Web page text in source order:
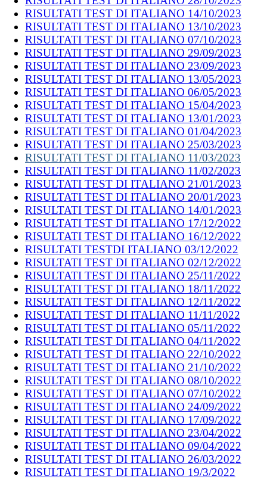
RISULTATI TEST DI ITALIANO 14/10/2023
RISULTATI TEST DI ITALIANO 13/10/2023
RISULTATI TEST DI ITALIANO 07/10/2023
RISULTATI TEST DI ITALIANO 29/09/2023
RISULTATI TEST DI ITALIANO 23/09/2023
RISULTATI TEST DI ITALIANO 13/05/2023
RISULTATI TEST DI ITALIANO 06/05/2023
RISULTATI TEST DI ITALIANO 15/04/2023
RISULTATI TEST DI ITALIANO 13/01/2023
RISULTATI TEST DI ITALIANO 01/04/2023
RISULTATI TEST DI ITALIANO 25/03/2023
RISULTATI TEST DI ITALIANO 11/03/2023
RISULTATI TEST DI ITALIANO 11/02/2023
RISULTATI TEST DI ITALIANO 21/01/2023
RISULTATI TEST DI ITALIANO 20/01/2023
RISULTATI TEST DI ITALIANO 14/01/2023
RISULTATI TEST DI ITALIANO 17/12/2022
RISULTATI TEST DI ITALIANO 16/12/2022
RISULTATI TESTDI ITALIANO 03/12/2022
RISULTATI TEST DI ITALIANO 02/12/2022
RISULTATI TEST DI ITALIANO 25/11/2022
RISULTATI TEST DI ITALIANO 18/11/2022
RISULTATI TEST DI ITALIANO 12/11/2022
RISULTATI TEST DI ITALIANO 11/11/2022
RISULTATI TEST DI ITALIANO 05/11/2022
RISULTATI TEST DI ITALIANO 04/11/2022
RISULTATI TEST DI ITALIANO 22/10/2022
RISULTATI TEST DI ITALIANO 21/10/2022
RISULTATI TEST DI ITALIANO 08/10/2022
RISULTATI TEST DI ITALIANO 07/10/2022
RISULTATI TEST DI ITALIANO 24/09/2022
RISULTATI TEST DI ITALIANO 17/09/2022
RISULTATI TEST DI ITALIANO 23/04/2022
RISULTATI TEST DI ITALIANO 09/04/2022
RISULTATI TEST DI ITALIANO 26/03/2022
RISULTATI TEST DI ITALIANO 19/3/2022